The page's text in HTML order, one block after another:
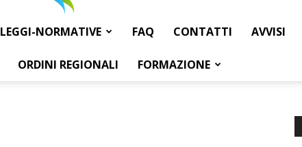
Federazione
LEGGI-NORMATIVE FAQ CONTATTI AVVISI
ORDINI REGIONALI FORMAZIONE